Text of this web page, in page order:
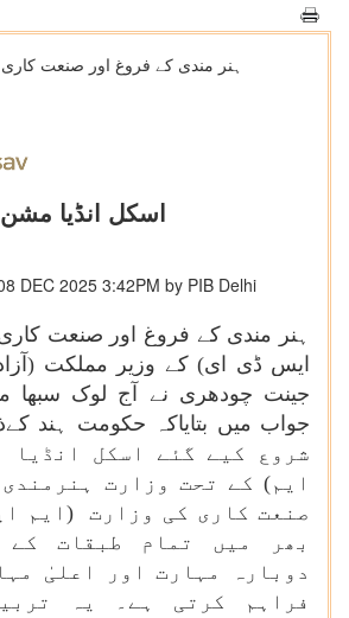
ہنر مندی کے فروغ اور صنعت
اسکل انڈیا مشن
08 DEC 2025 3:42PM by PIB Delhi
ہنر مندی کے فروغ اور صنعت
ایس ڈی ای) کے وزیر مملکت
جینت چودھری نے آج لوک سبھا
شروع کیے گئے اسکل انڈیا
ایم) کے تحت وزارت
صنعت کاری کی وزارت (ایم
بھر میں تمام طبقات کے
دوبارہ مہارت اور اعلیٰ
فراہم کرتی ہے۔ یہ